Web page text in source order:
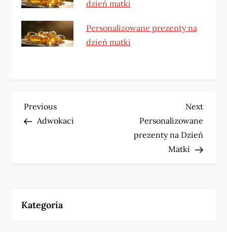
dzień matki
Personalizowane prezenty na
dzień matki
N
a
g
Previous
Post
Previous
Adwokaci
Next
Post
Next
Personalizowane
prezenty na Dzień
Matki
Kategoria